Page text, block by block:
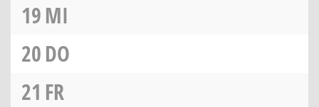
19MI
20DO
21 FR